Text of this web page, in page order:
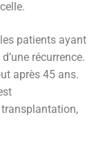
patients ayant
récurrence.
après 45 ans.